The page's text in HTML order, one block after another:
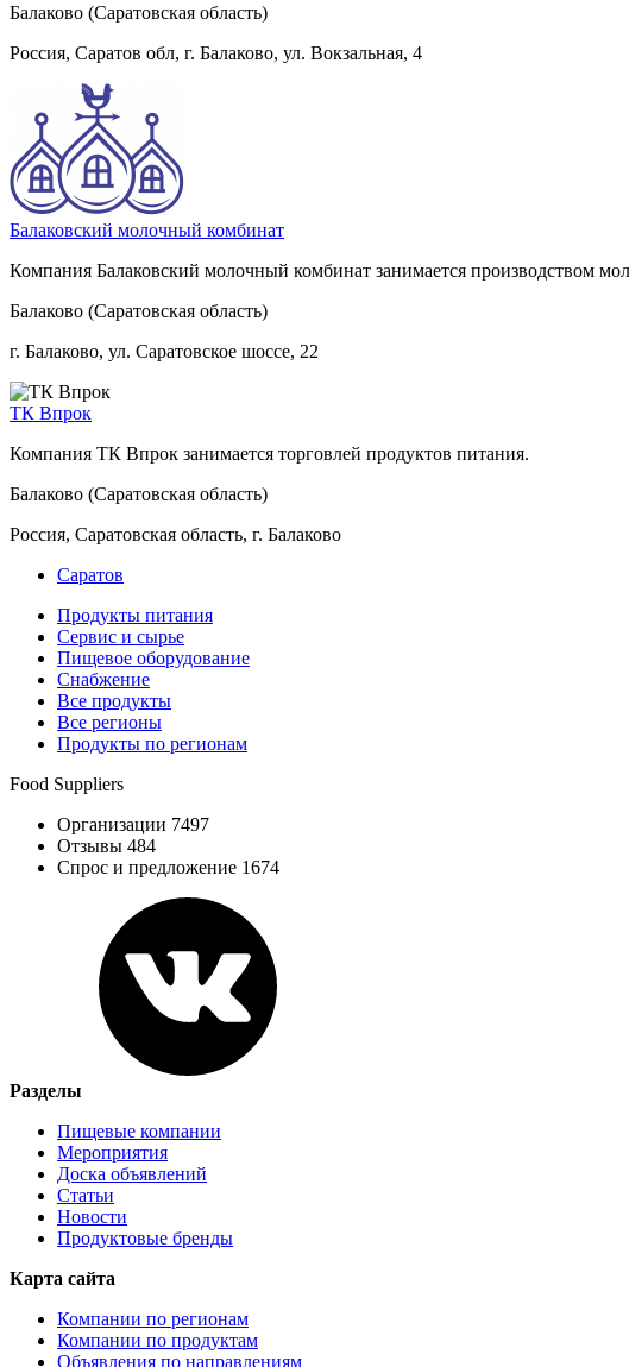
Балаково (Саратовская область)
Россия, Саратов обл, г. Балаково, ул. Вокзальная, 4
Балаковский молочный комбинат
Компания Балаковский молочный комбинат занимается производством
Балаково (Саратовская область)
г. Балаково, ул. Саратовское шоссе, 22
ТК Впрок
Компания ТК Впрок занимается торговлей продуктов питания.
Балаково (Саратовская область)
Россия, Саратовская область, г. Балаково
Саратов
Продукты питания
Сервис и сырье
Пищевое оборудование
Снабжение
Все продукты
Все регионы
Продукты по регионам
Food Suppliers
Организации 7497
Отзывы 484
Спрос и предложение 1674
Разделы
Пищевые компании
Мероприятия
Доска объявлений
Статьи
Новости
Продуктовые бренды
Карта сайта
Компании по регионам
Компании по продуктам
Объявления по направлениям